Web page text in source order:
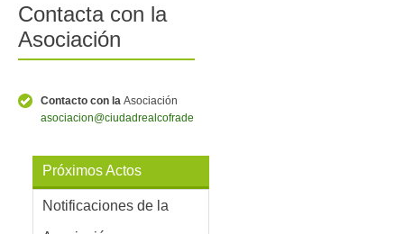
Contacta con la
Asociación
Contacto con la Asociación
asociacion@ciudadrealcofrade.es
Próximos Actos
Notificaciones de la